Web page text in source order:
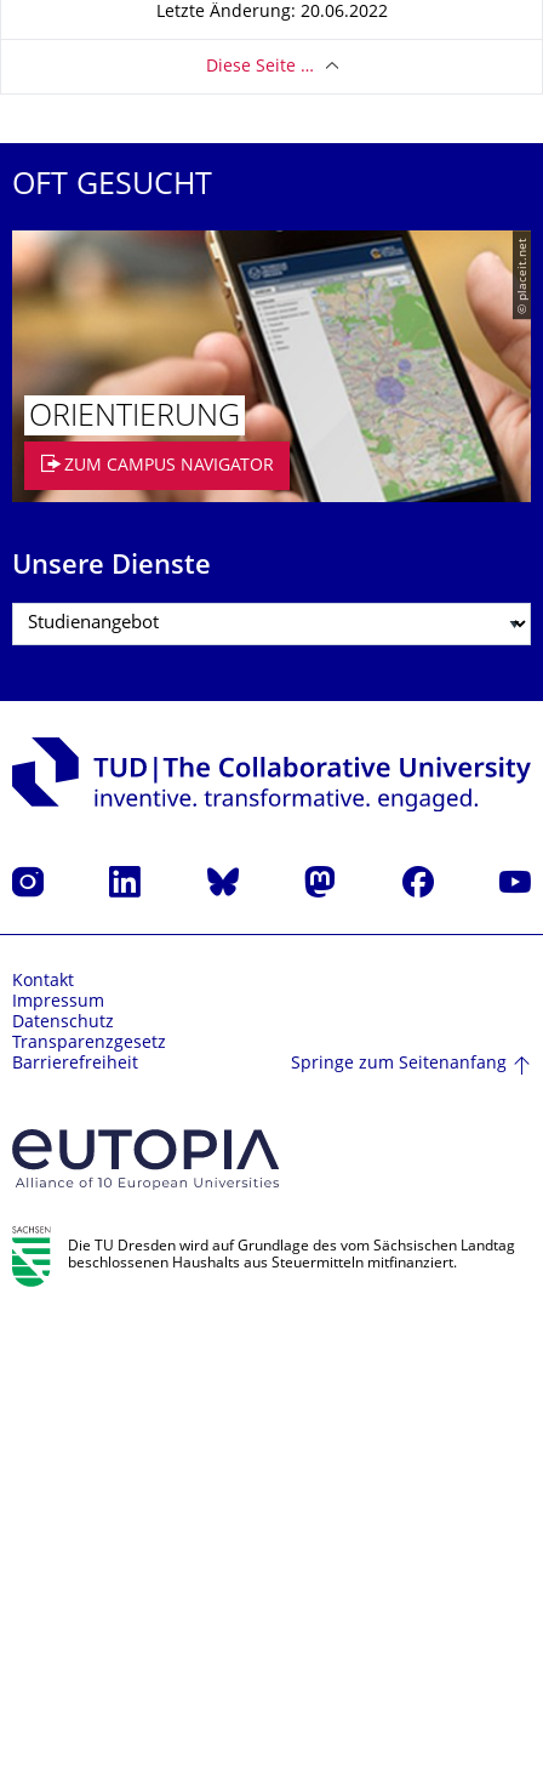
Letzte Änderung: 20.06.2022
Diese Seite …
OFT GESUCHT
© placeit.net
ORIENTIERUNG
ZUM CAMPUS NAVIGATOR
Unsere Dienste
Instagram LinkedIn Bluesky Mastodon Facebook
Kontakt
Impressum
Datenschutz
Transparenzgesetz
Barrierefreiheit
Springe zum Seitenanfang
Die TU Dresden wird auf Grundlage des vom Sächsischen Landtag
beschlossenen Haushalts aus Steuermitteln mitfinanziert.